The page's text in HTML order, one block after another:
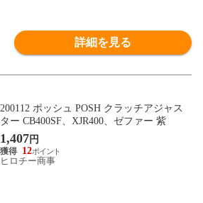
詳細を見る
200112 ポッシュ POSH クラッチアジャス
ター CB400SF、XJR400、ゼファー 紫
1,407 円
12
ヒロチー商事